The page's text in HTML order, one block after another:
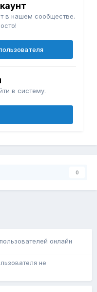
в нашем сообществе.
в систему.
0
онлайн
не